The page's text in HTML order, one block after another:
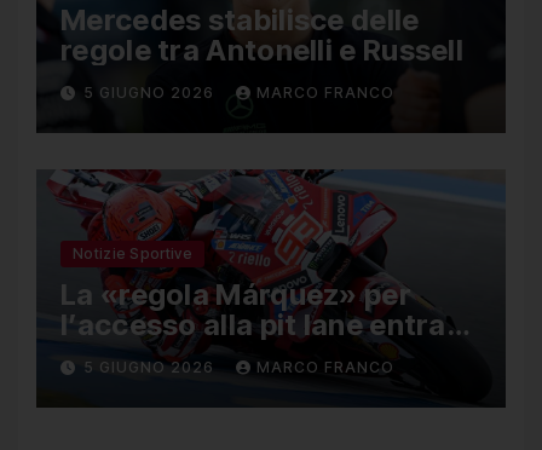
Mercedes stabilisce delle
regole tra Antonelli e Russell
5 GIUGNO 2026 MARCO FRANCO
Notizie Sportive
La «regola Márquez» per
l’accesso alla pit lane entra
ufficialmente a far parte del
regolamento della MotoGP
5 GIUGNO 2026 MARCO FRANCO